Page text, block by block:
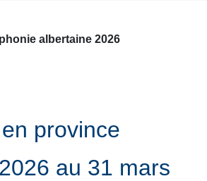
albertaine 2026
province
au 31 mars